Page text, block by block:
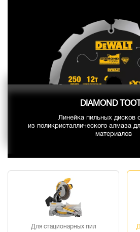
DIAMOND
Линейка пильных дисков
из поликристаллического алмаза
материалов
Для стационарных пил